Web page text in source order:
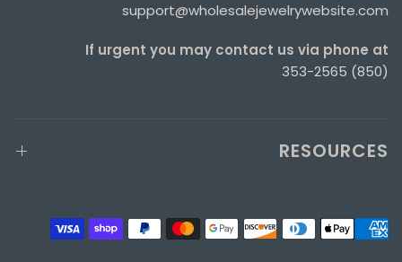
support@wholesalejewelrywebsite.com
If urgent you may contact us via phone at
(850) 353-2565
RESOURCES